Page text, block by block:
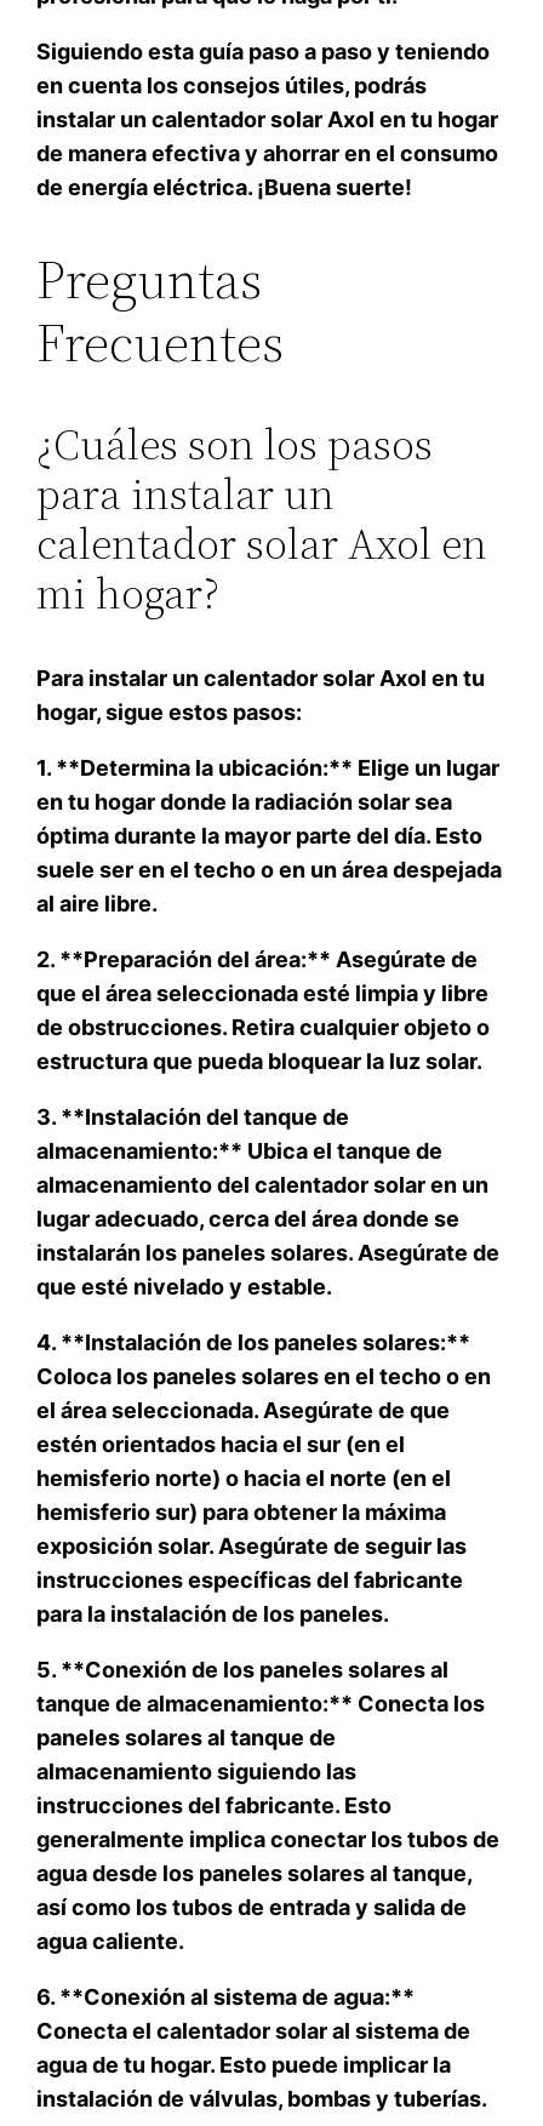
Siguiendo esta guía paso a paso y teniendo
en cuenta los consejos útiles, podrás
instalar un calentador solar Axol en tu hogar
de manera efectiva y ahorrar en el consumo
de energía eléctrica. ¡Buena suerte!
Preguntas
Frecuentes
¿Cuáles son los pasos
para instalar un
calentador solar Axol en
mi hogar?
Para instalar un calentador solar Axol en tu
hogar, sigue estos pasos:
1. **Determina la ubicación:** Elige un lugar
en tu hogar donde la radiación solar sea
óptima durante la mayor parte del día. Esto
suele ser en el techo o en un área despejada
al aire libre.
2. **Preparación del área:** Asegúrate de
que el área seleccionada esté limpia y libre
de obstrucciones. Retira cualquier objeto o
estructura que pueda bloquear la luz solar.
3. **Instalación del tanque de
almacenamiento:** Ubica el tanque de
almacenamiento del calentador solar en un
lugar adecuado, cerca del área donde se
instalarán los paneles solares. Asegúrate de
que esté nivelado y estable.
4. **Instalación de los paneles solares:**
Coloca los paneles solares en el techo o en
el área seleccionada. Asegúrate de que
estén orientados hacia el sur (en el
hemisferio norte) o hacia el norte (en el
hemisferio sur) para obtener la máxima
exposición solar. Asegúrate de seguir las
instrucciones específicas del fabricante
para la instalación de los paneles.
5. **Conexión de los paneles solares al
tanque de almacenamiento:** Conecta los
paneles solares al tanque de
almacenamiento siguiendo las
instrucciones del fabricante. Esto
generalmente implica conectar los tubos de
agua desde los paneles solares al tanque,
así como los tubos de entrada y salida de
agua caliente.
6. **Conexión al sistema de agua:**
Conecta el calentador solar al sistema de
agua de tu hogar. Esto puede implicar la
instalación de válvulas, bombas y tuberías.